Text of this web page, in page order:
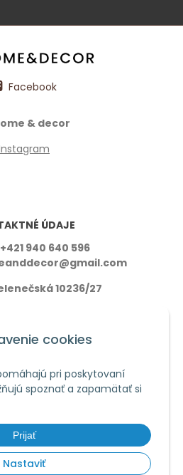
cookies
pri poskytovaní
spoznať a zapamätať si
Prijať
Nastaviť
Facebook
& decor
ÚDAJE
+421 940 640 596
10236/27
O NÁKUPE
cookies
podmienky